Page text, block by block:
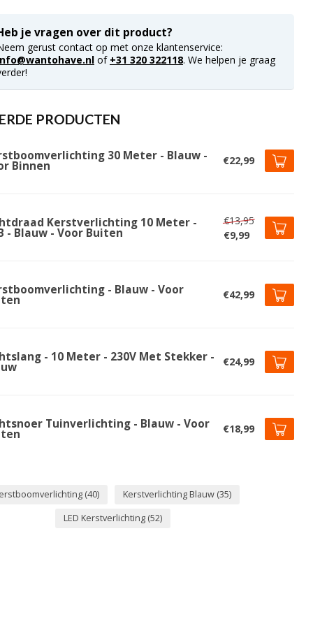
je vragen over dit product?
gerust contact op met onze klantenservice:
of +31 320 322118. We helpen je graag
PRODUCTEN
30 Meter - Blauw -
Binnen €22,99
Kerstverlichting 10 Meter -
- Blauw - Voor Buiten
€13,95
€9,99
- Blauw - Voor €42,99
- 10 Meter - 230V Met Stekker - €24,99
Tuinverlichting - Blauw - Voor €18,99
(40) Kerstverlichting Blauw (35)
LED Kerstverlichting (52)